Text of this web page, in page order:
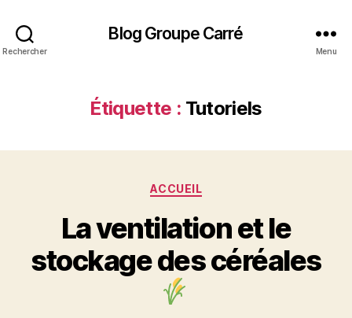
Rechercher
Blog Groupe Carré
Menu
Étiquette : Tutoriels
Catégories
ACCUEIL
La ventilation et le
stockage des céréales